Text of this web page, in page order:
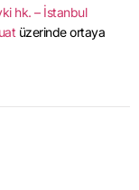
hk. – İstanbul
üzerinde ortaya